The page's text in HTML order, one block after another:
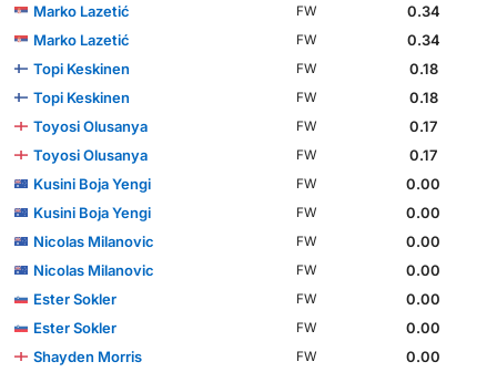
Marko Lazetić
FW
0.34
Marko Lazetić
FW
0.34
Topi Keskinen
FW
0.18
Topi Keskinen
FW
0.18
Toyosi Olusanya
FW
0.17
Toyosi Olusanya
FW
0.17
Kusini Boja Yengi
FW
0.00
Kusini Boja Yengi
FW
0.00
Nicolas Milanovic
FW
0.00
Nicolas Milanovic
FW
0.00
Ester Sokler
FW
0.00
Ester Sokler
FW
0.00
Shayden Morris
FW
0.00